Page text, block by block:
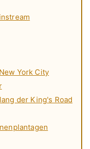
York City
der King's Road